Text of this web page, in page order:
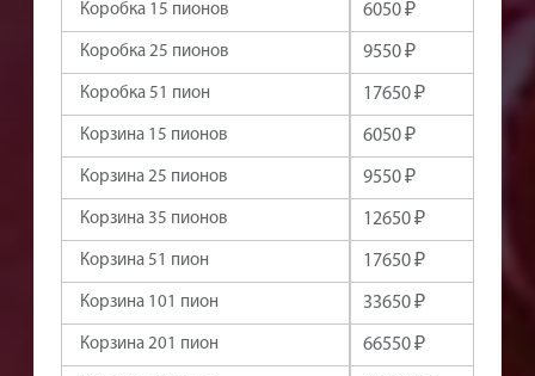
Коробка 15 пионов 8250 ₽
Коробка 25 пионов 13250 ₽
Коробка 51 пион 26250 ₽
Корзина 5 пионов 3550 ₽
Корзина 25 пионов 13250 ₽
Корзина 35 пионов 18250 ₽
Корзина 51 пион 26250 ₽
Корзина 101 пион 50550 ₽
Корзина 201 пион 100500 ₽